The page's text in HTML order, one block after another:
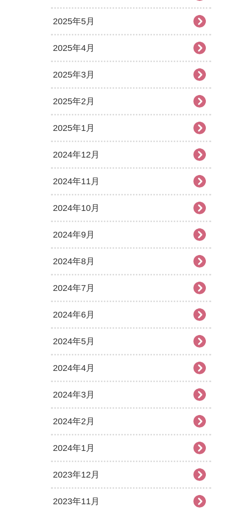
2025年5月
2025年4月
2025年3月
2025年2月
2025年1月
2024年12月
2024年11月
2024年10月
2024年9月
2024年8月
2024年7月
2024年6月
2024年5月
2024年4月
2024年3月
2024年2月
2024年1月
2023年12月
2023年11月